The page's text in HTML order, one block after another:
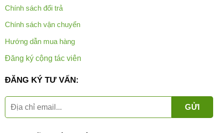
Chính sách đổi trả
Chính sách vận chuyển
Hướng dẫn mua hàng
Đăng ký cộng tác viên
ĐĂNG KÝ TƯ VẤN: